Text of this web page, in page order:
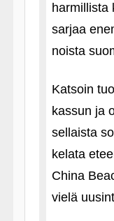
harmillista
sarjaa
noista
Katsoin
kassun ja
sellaista
kelata
China
vielä